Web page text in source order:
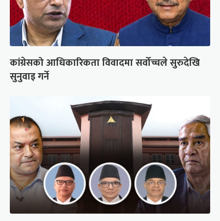
कांग्रेसको आधिकारिकता विवादमा सर्वोच्चले सुरुदेखि
सुनुवाइ गर्ने